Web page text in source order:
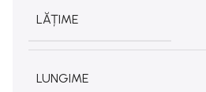
LĂȚIME
LUNGIME